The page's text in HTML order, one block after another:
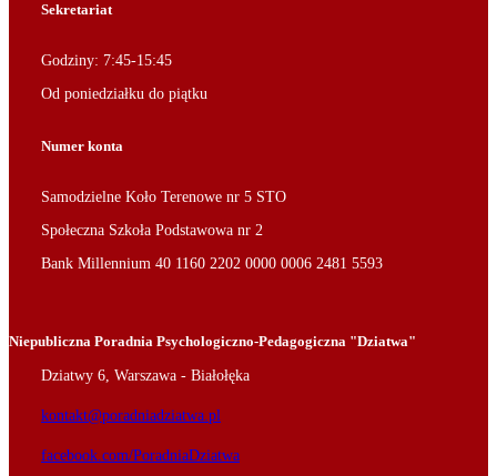
Sekretariat
Godziny: 7:45-15:45
Od poniedziałku do piątku
Numer konta
Samodzielne Koło Terenowe nr 5 STO
Społeczna Szkoła Podstawowa nr 2
Bank Millennium 40 1160 2202 0000 0006 2481 5593
Niepubliczna Poradnia Psychologiczno-Pedagogiczna "Dziatwa"
Dziatwy 6, Warszawa - Białołęka
kontakt@poradniadziatwa.pl
facebook.com/PoradniaDziatwa